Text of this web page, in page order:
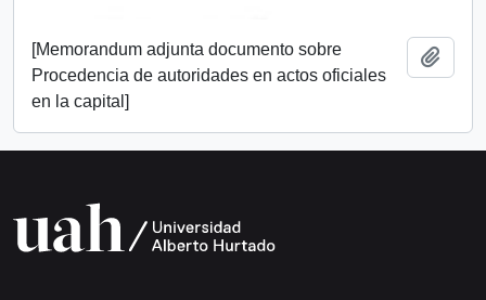
[Memorandum adjunta documento sobre
Procedencia de autoridades en actos oficiales
en la capital]